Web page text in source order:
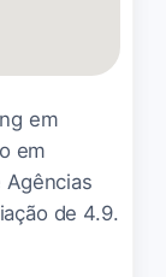
☆ 5/5
a
em
em
Agências
de 4.9.